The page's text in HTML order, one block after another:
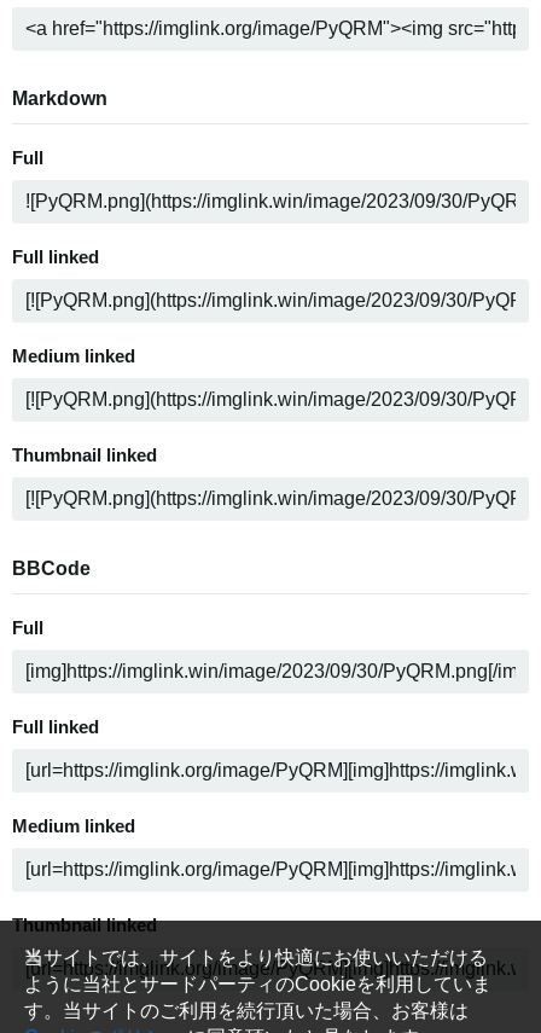
Markdown
Full
Full linked
Medium linked
Thumbnail linked
BBCode
Full
Full linked
Medium linked
Thumbnail linked
当サイトでは、サイトをより快適にお使いいただける
ように当社とサードパーティのCookieを利用していま
す。当サイトのご利用を続行頂いた場合、お客様は